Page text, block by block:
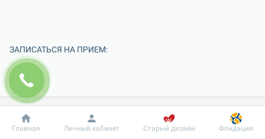
ЗАПИСАТЬСЯ НА ПРИЕМ:
Добробут Информация Пациенту
Главная Личный кабинет Старый дизайн Фондация